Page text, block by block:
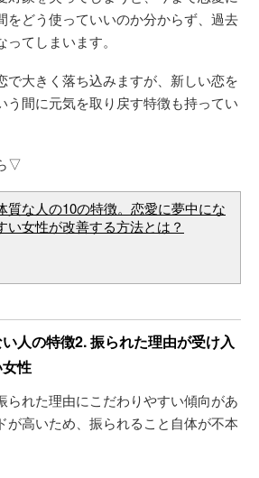
をどう使っていいのか分からず、過去
てしまいます。
で大きく落ち込みますが、新しい恋を
う間に元気を取り戻す特徴も持ってい
▽
質な人の10の特徴。恋愛に夢中にな
い女性が改善する方法とは？
人の特徴2. 振られた理由が受け入
性
られた理由にこだわりやすい傾向があ
が高いため、振られること自体が不本